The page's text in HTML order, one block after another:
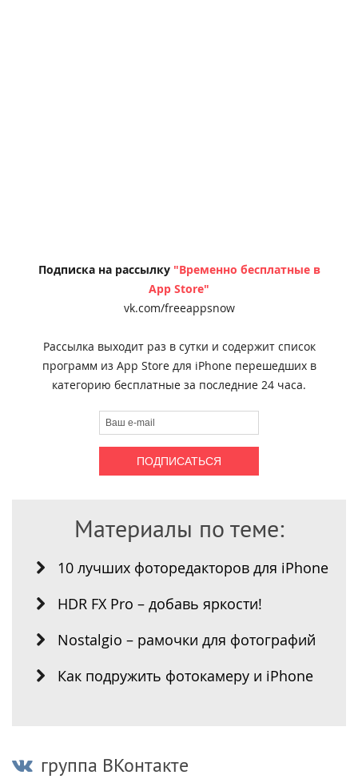
Подписка на рассылку "Временно бесплатные в
App Store"
vk.com/freeappsnow
Рассылка выходит раз в сутки и содержит список
программ из App Store для iPhone перешедших в
категорию бесплатные за последние 24 часа.
Материалы по теме:
10 лучших фоторедакторов для iPhone
HDR FX Pro – добавь яркости!
Nostalgio – рамочки для фотографий
Как подружить фотокамеру и iPhone
группа ВКонтакте